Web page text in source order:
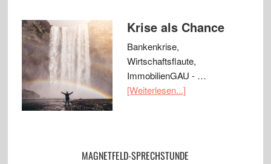
Krise als Chance
Bankenkrise,
Wirtschaftsflaute,
ImmobilienGAU - …
[Weiterlesen...]
MAGNETFELD-SPRECHSTUNDE